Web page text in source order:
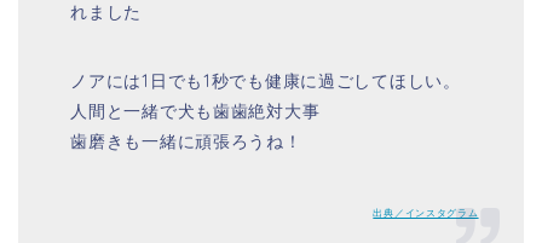
れました
ノアには1日でも1秒でも健康に過ごしてほしい。
人間と一緒で犬も歯歯絶対大事
歯磨きも一緒に頑張ろうね！
出典／インスタグラム